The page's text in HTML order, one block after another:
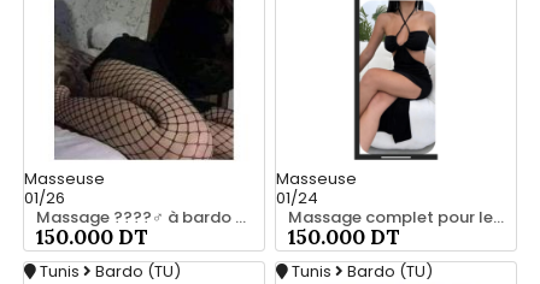
Masseuse
01/26
Massage ????‍♂️ à bardo srd chez moi 20466285
150.000 DT
Masseuse
01/24
Massage complet pour les hommes srd a bardo 55066248
150.000 DT
Tunis Bardo (TU) Tunis Bardo (TU)